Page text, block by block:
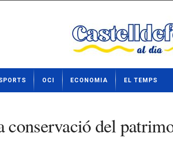
OCI ECONOMIA EL TEMPS
conservació del